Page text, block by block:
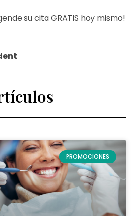
su cita GRATIS hoy mismo!
PROMOCIONES